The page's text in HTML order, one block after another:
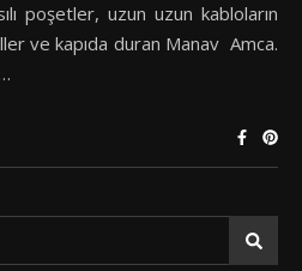
poşetler, uzun uzun kabloların
ve kapıda duran Manav Amca.